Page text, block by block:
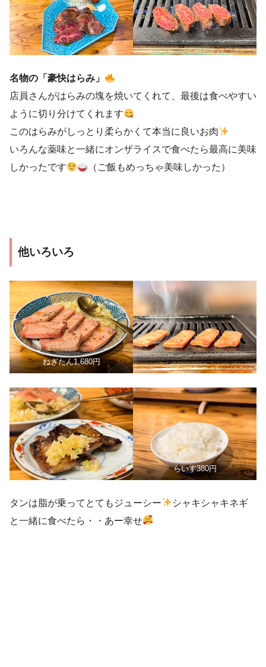
名物の「豪快はらみ」
店員さんがはらみの塊を焼いてくれて、最後は食べやすい
ように切り分けてくれます
このはらみがしっとり柔らかくて本当に良いお肉
いろんな薬味と一緒にオンザライスで食べたら最高に美味
しかったです
（ご飯もめっちゃ美味しかった）
他いろいろ
ねぎたん1,680円
らいす380円
タンは脂が乗ってとてもジューシー
シャキシャキネギ
と一緒に食べたら・・あー幸せ